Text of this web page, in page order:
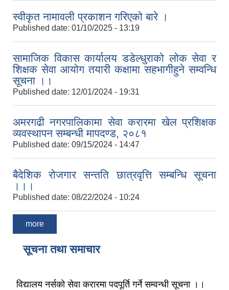
स्वीकृत नामावली प्रकाशन गरिएको बारे ।
Published date: 01/10/2025 - 13:19
सामाजिक विकास कार्यालय डडेल्धुराको लोक सेवा र
शिक्षक सेवा आयोग तयारी कक्षामा सहभागीहुने सम्वन्धि
सूचना ।।
Published date: 12/01/2024 - 19:31
अमरगढी नगरपालिकामा सेवा करारमा खेल प्रशिक्षक
व्यवस्थापन सम्बन्धी मापदण्ड, २०८१
Published date: 09/15/2024 - 14:47
बैदेशिक रोजगार सन्तति छात्रवृत्ति सम्बन्धि सूचना
।।।
Published date: 08/22/2024 - 10:24
more
सूचना तथा समाचार
विद्यालय नर्सको सेवा करारमा पदपूर्ति गर्ने सम्वन्धी सूचना ।।